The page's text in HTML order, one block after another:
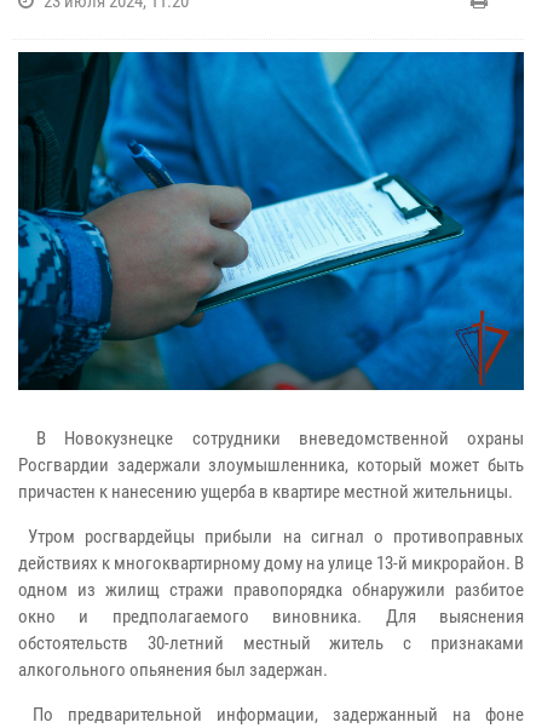
В Новокузнецке сотрудники вневедомственной охраны
Росгвардии задержали злоумышленника, который может быть
причастен к нанесению ущерба в квартире местной жительницы.
Утром росгвардейцы прибыли на сигнал о противоправных
действиях к многоквартирному дому на улице 13-й микрорайон. В
одном из жилищ стражи правопорядка обнаружили разбитое
окно и предполагаемого виновника. Для выяснения
обстоятельств 30-летний местный житель с признаками
алкогольного опьянения был задержан.
По предварительной информации, задержанный на фоне